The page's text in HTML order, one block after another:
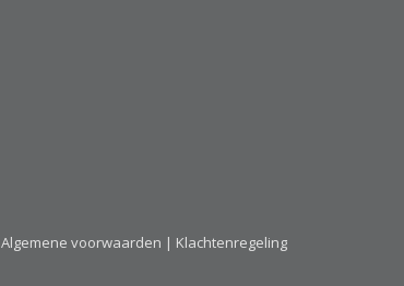
Algemene voorwaarden | Klachtenregeling